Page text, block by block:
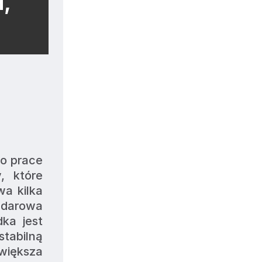
prace
które
kilka
jest